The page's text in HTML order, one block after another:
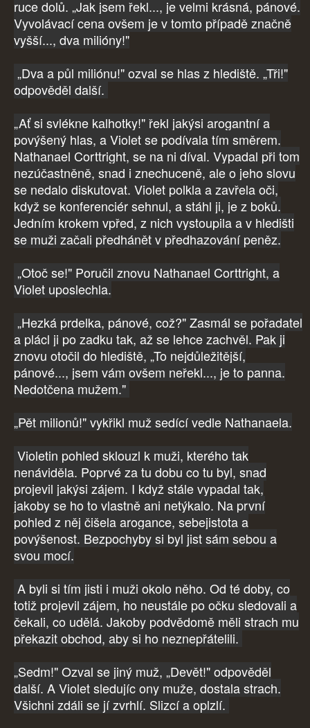
ruce dolů. „Jak jsem řekl..., je velmi krásná, pánové.
Vyvolávací cena ovšem je v tomto případě značně
vyšší..., dva milióny!"
„Dva a půl miliónu!" ozval se hlas z hlediště. „Tři!"
odpověděl další.
„Ať si svlékne kalhotky!" řekl jakýsi arogantní a
povýšený hlas, a Violet se podívala tím směrem.
Nathanael Corttright, se na ni díval. Vypadal při tom
nezúčastněně, snad i znechuceně, ale o jeho slovu
se nedalo diskutovat. Violet polkla a zavřela oči,
když se konferenciér sehnul, a stáhl ji, je z boků.
Jedním krokem vpřed, z nich vystoupila a v hledišti
se muži začali předhánět v předhazování peněz.
„Otoč se!" Poručil znovu Nathanael Corttright, a
Violet uposlechla.
„Hezká prdelka, pánové, což?" Zasmál se pořadatel
a plácl ji po zadku tak, až se lehce zachvěl. Pak ji
znovu otočil do hlediště, „To nejdůležitější,
pánové..., jsem vám ovšem neřekl..., je to panna.
Nedotčena mužem."
„Pět milionů!" vykřikl muž sedící vedle Nathanaela.
Violetin pohled sklouzl k muži, kterého tak
nenáviděla. Poprvé za tu dobu co tu byl, snad
projevil jakýsi zájem. I když stále vypadal tak,
jakoby se ho to vlastně ani netýkalo. Na první
pohled z něj čišela arogance, sebejistota a
povýšenost. Bezpochyby si byl jist sám sebou a
svou mocí.
A byli si tím jisti i muži okolo něho. Od té doby, co
totiž projevil zájem, ho neustále po očku sledovali a
čekali, co udělá. Jakoby podvědomě měli strach mu
překazit obchod, aby si ho neznepřátelili.
„Sedm!" Ozval se jiný muž, „Devět!" odpověděl
další. A Violet sledujíc ony muže, dostala strach.
Všichni zdáli se jí zvrhlí. Slizcí a oplzlí.